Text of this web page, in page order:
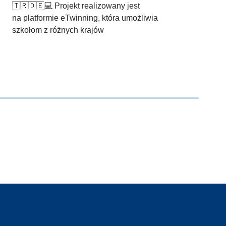
🇹🇷🇩🇪💻 Projekt realizowany jest
na platformie eTwinning, która umożliwia
szkołom z różnych krajów